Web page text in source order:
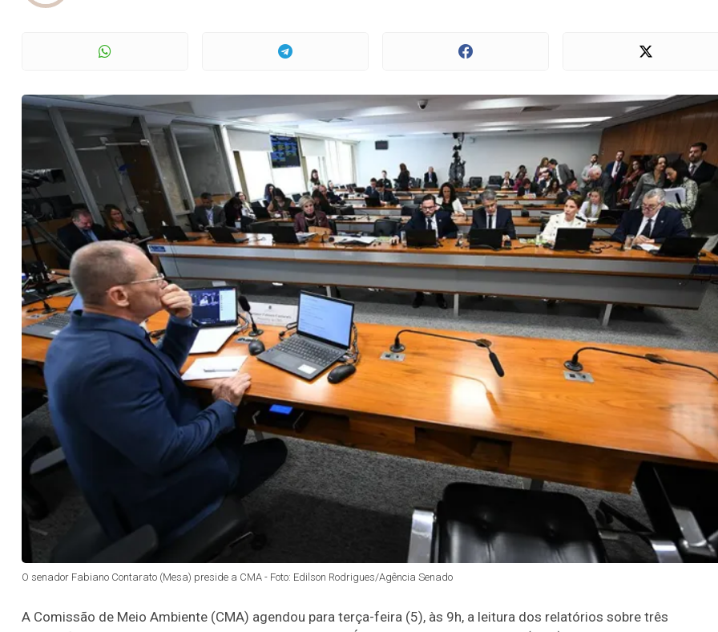
O senador Fabiano Contarato (Mesa) preside a CMA - Foto: Edilson Rodrigues/Agência Senado
A Comissão de Meio Ambiente (CMA) agendou para terça-feira (5), às 9h, a leitura dos relatórios sobre três